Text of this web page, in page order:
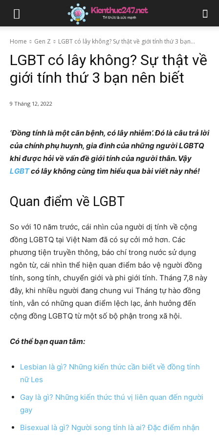
Home Gen Z LGBT có lây không? Sự thật về giới tính thứ 3 bạn...
LGBT có lây không? Sự thật về
giới tính thứ 3 bạn nên biết
9 Tháng 12, 2022
‘Đồng tính là một căn bệnh, có lây nhiễm’. Đó là câu trả lời
của chính phụ huynh, gia đình của những người LGBTQ
khi được hỏi về vấn đề giới tính của người thân. Vậy
LGBTcó lây không cùng tìm hiểu qua bài viết này nhé!
Quan điểm về LGBT
So với 10 năm trước, cái nhìn của người dị tính về cộng
đồng LGBTQ tại Việt Nam đã có sự cởi mở hơn. Các
phương tiện truyền thông, báo chí trong nước sử dụng
ngôn từ, cái nhìn thể hiện quan điểm bảo vệ người đồng
tính, song tính, chuyển giới và phi giới tính. Tháng 7,8 này
đây, khi nhiều người đang chung vui Tháng tự hào đồng
tính, vẫn có những quan điểm lệch lạc, ảnh hưởng đến
cộng đồng LGBTQ từ một số bộ phận trong xã hội.
Có thể bạn quan tâm:
Lesbian là gì? Những kiến thức cần biết về đồng tính
nữ Les
Gay là gì? Những kiến thức thú vị liên quan đến người
gay
Bisexual là gì? Người song tính là ai? Đặc điểm nhận